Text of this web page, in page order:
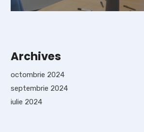
Archives
octombrie 2024
septembrie 2024
iulie 2024